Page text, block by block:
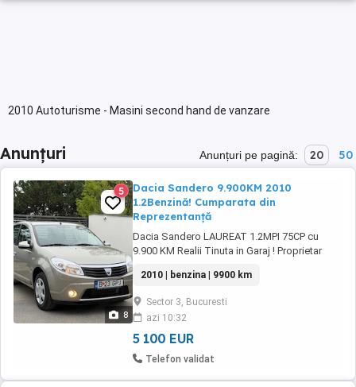
2010 Autoturisme - Masini second hand de vanzare
Anunțuri Anunțuri pe pagină: 20 50
8
5
Dacia Sandero 9.900KM 2010
1.2Benzină! Cumparata din
Reprezentanță
Dacia Sandero LAUREAT 1.2MPI 75CP cu
9.900 KM Realii Tinuta in Garaj ! Proprietar
efectuate la timp! Carte Service. Atenție:
Masina are doar 9.900KM! ,,nouă mii nouă
sute An fabricație 2010 12 Rog verificare:
(,,UU1BSDBNH43722335 ) Model LAUREAT ...
2010 | benzina | 9900 km
Sector 3, Bucuresti
azi 10:32
5 100 EUR
Telefon validat